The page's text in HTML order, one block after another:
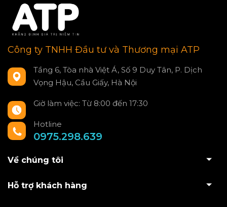
Công ty TNHH Đầu tư và Thương mại ATP
Tầng 6, Tòa nhà Việt Á, Số 9 Duy Tân, P. Dịch
Vọng Hậu, Cầu Giấy, Hà Nội
Giờ làm việc: Từ 8:00 đến 17:30
Hotline
0975.298.639
Về chúng tôi
Hỗ trợ khách hàng